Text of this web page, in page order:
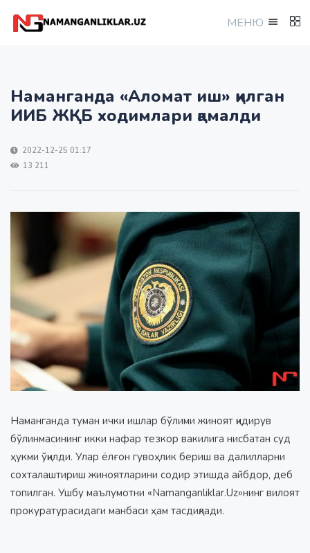
МEНЮ
Наманганда «Аломат иш» қилган
ИИБ ЖҚБ ходимлари қамалди
2022-12-25 01:17
13 211
Наманганда туман ички ишлар бўлими жиноят қидирув
бўлинмасининг икки нафар тезкор вакилига нисбатан суд
ҳукми ўқилди. Улар ёлғон гувоҳлик бериш ва далилларни
сохталаштириш жиноятларини содир этишда айбдор, деб
топилган. Ушбу маълумотни «Namanganliklar.Uz»нинг вилоят
прокуратурасидаги манбаси ҳам тасдиқлади.